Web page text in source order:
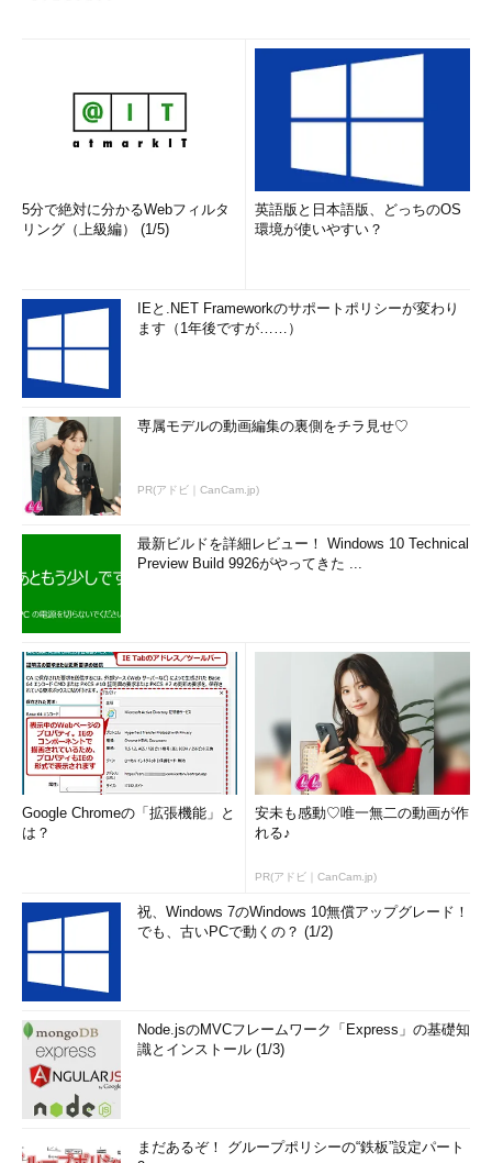
5分で絶対に分かるWebフィルタ
リング（上級編） (1/5)
英語版と日本語版、どっちのOS
環境が使いやすい？
IEと.NET Frameworkのサポートポリシーが変わり
ます（1年後ですが……）
専属モデルの動画編集の裏側をチラ見せ♡
PR(アドビ｜CanCam.jp)
最新ビルドを詳細レビュー！ Windows 10 Technical
Preview Build 9926がやってきた ...
Google Chromeの「拡張機能」と
は？
安未も感動♡唯一無二の動画が作
れる♪
PR(アドビ｜CanCam.jp)
祝、Windows 7のWindows 10無償アップグレード！
でも、古いPCで動くの？ (1/2)
Node.jsのMVCフレームワーク「Express」の基礎知
識とインストール (1/3)
まだあるぞ！ グループポリシーの“鉄板”設定パート